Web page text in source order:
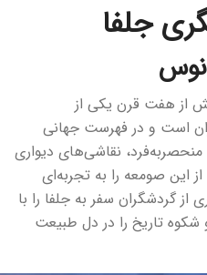
جلفا
از هفت قرن یکی از
است و در فهرست جهانی
نقاشی‌های دیواری
این صومعه را به تجربه‌ای
از گردشگران سفر به جلفا را با
شکوه تاریخ را در دل طبیعت